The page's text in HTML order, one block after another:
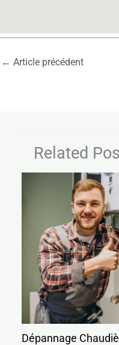
← Article précédent
Related
Dépannage